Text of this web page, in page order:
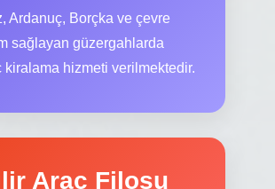
Ardanuç, Borçka ve çevre
sağlayan güzergahlarda
kiralama hizmeti verilmektedir.
Araç Filosu